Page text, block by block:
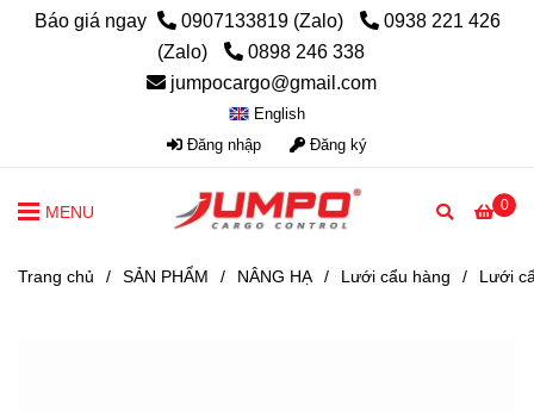
Báo giá ngay 0907133819 (Zalo)
0938 221 426
(Zalo)
0898 246 338
jumpocargo@gmail.com
English
Đăng nhập
Đăng ký
0
MENU
Trang chủ / SẢN PHẨM / NÂNG HẠ / Lưới cẩu hàng / Lưới